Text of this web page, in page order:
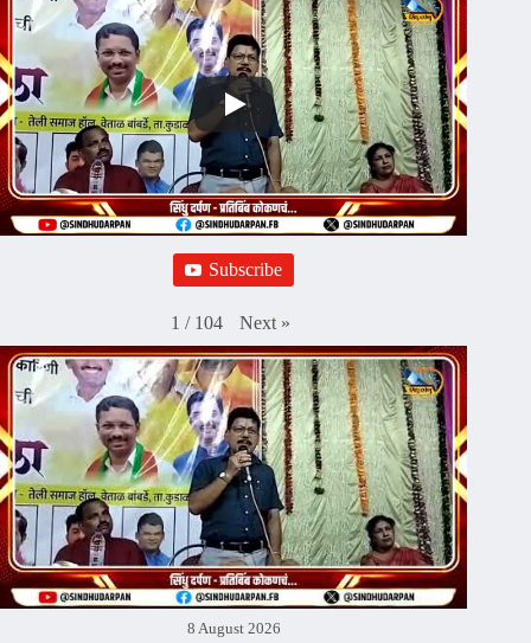
Subscribe
1 / 104 Next »
8 August 2026